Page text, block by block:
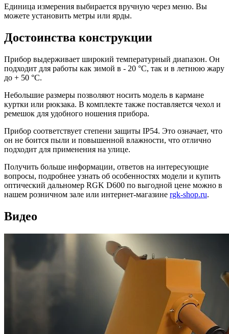
Единица измерения выбирается вручную через меню. Вы
можете установить метры или ярды.
Достоинства конструкции
Прибор выдерживает широкий температурный диапазон. Он
подходит для работы как зимой в - 20 °C, так и в летнюю жару
до + 50 °C.
Небольшие размеры позволяют носить модель в кармане
куртки или рюкзака. В комплекте также поставляется чехол и
ремешок для удобного ношения прибора.
Прибор соответствует степени защиты IP54. Это означает, что
он не боится пыли и повышенной влажности, что отлично
подходит для применения на улице.
Получить больше информации, ответов на интересующие
вопросы, подробнее узнать об особенностях модели и купить
оптический дальномер RGK D600 по выгодной цене можно в
нашем розничном зале или интернет-магазине rgk-shop.ru.
Видео